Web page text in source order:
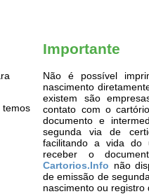
temos
Importante
Não é possível
nascimento
existem são
contato com o
documento e
segunda via de
facilitando a vida do
receber o
Cartorios.Info não
de emissão de
nascimento ou registro